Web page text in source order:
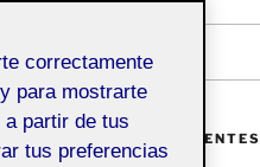
ENTRADAS RECIENTES
correctamente
para mostrarte
a partir de tus
tus preferencias